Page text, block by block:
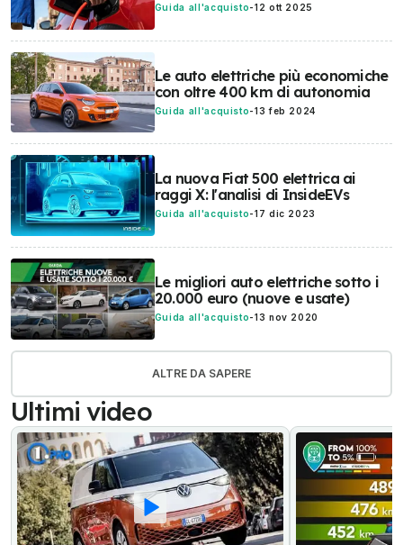
Guida all'acquisto-12 ott 2025
Le auto elettriche più economiche
con oltre 400 km di autonomia
Guida all'acquisto-13 feb 2024
La nuova Fiat 500 elettrica ai
raggi X: l'analisi di InsideEVs
Guida all'acquisto-17 dic 2023
Le migliori auto elettriche sotto i
20.000 euro (nuove e usate)
Guida all'acquisto-13 nov 2020
ALTRE DA SAPERE
Ultimi video